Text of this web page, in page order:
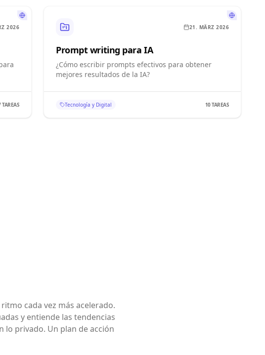
2026
TAREAS
21. MÄRZ 2026
Prompt writing para IA
¿Cómo escribir prompts efectivos para obtener
mejores resultados de la IA?
Tecnología y Digital 10TAREAS
cada vez más acelerado.
y entiende las tendencias
lo privado. Un plan de acción